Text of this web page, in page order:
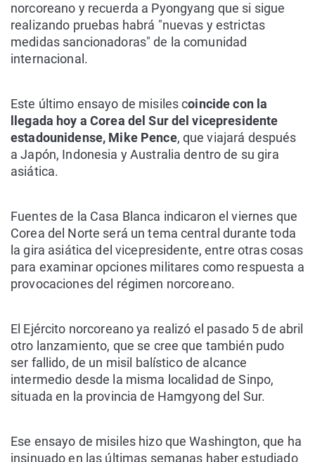
norcoreano y recuerda a Pyongyang que si sigue
realizando pruebas habrá "nuevas y estrictas
medidas sancionadoras" de la comunidad
internacional.
Este último ensayo de misiles coincide con la
llegada hoy a Corea del Sur del vicepresidente
estadounidense, Mike Pence, que viajará después
a Japón, Indonesia y Australia dentro de su gira
asiática.
Fuentes de la Casa Blanca indicaron el viernes que
Corea del Norte será un tema central durante toda
la gira asiática del vicepresidente, entre otras cosas
para examinar opciones militares como respuesta a
provocaciones del régimen norcoreano.
El Ejército norcoreano ya realizó el pasado 5 de abril
otro lanzamiento, que se cree que también pudo
ser fallido, de un misil balístico de alcance
intermedio desde la misma localidad de Sinpo,
situada en la provincia de Hamgyong del Sur.
Ese ensayo de misiles hizo que Washington, que ha
insinuado en las últimas semanas haber estudiado